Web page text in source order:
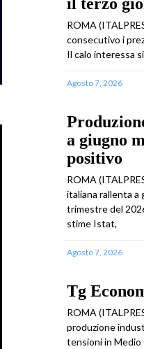
ROMA
consecutivo i
Il calo interessa
Agosto 7, 2026
a giugno
positivo
ROMA
italiana rallenta a
trimestre del
stime Istat,
Agosto 7, 2026
Tg
ROMA
produzione
tensioni in Medio